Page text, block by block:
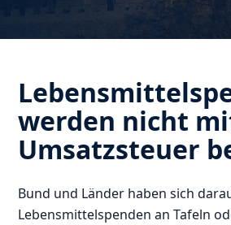
werden nicht
Umsatzsteuer
Bund und Länder haben sich
Lebensmittelspenden an Tafeln